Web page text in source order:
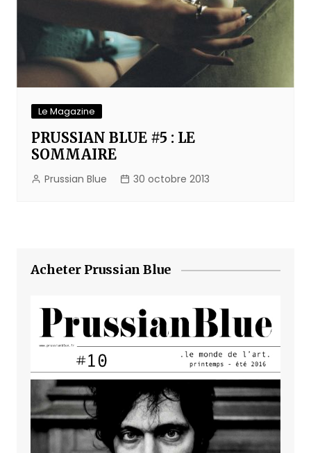
Le Magazine
PRUSSIAN BLUE #5 : LE
SOMMAIRE
Prussian Blue 30 octobre 2013
Acheter Prussian Blue